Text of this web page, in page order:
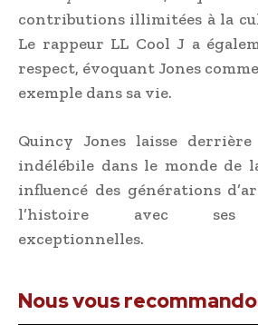
contributions illimitées à la
Le rappeur LL Cool J a
respect, évoquant Jones
exemple dans sa vie.
Quincy Jones laisse
indélébile dans le monde de
influencé des générations
l’histoire avec ses
exceptionnelles.
Nous vous